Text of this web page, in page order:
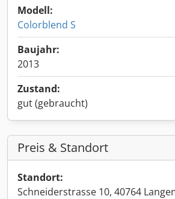
Modell:
Colorblend S
Baujahr:
2013
Zustand:
gut (gebraucht)
Preis & Standort
Standort:
Schneiderstrasse 10, 40764